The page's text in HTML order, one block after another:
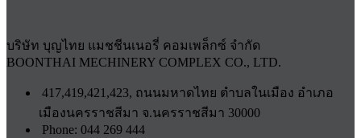
บริษัท บุญไทย แมชชีนเนอรี่ คอมเพล็กซ์ จำกัด
BOONTHAI MECHINERY COMPLEX CO., LTD.
417,419,421,423, ถนนมหาดไทย ตำบลในเมือง อำเภอ
เมืองนครราชสีมา จ.นครราชสีมา 30000
Phone: 044 269 444